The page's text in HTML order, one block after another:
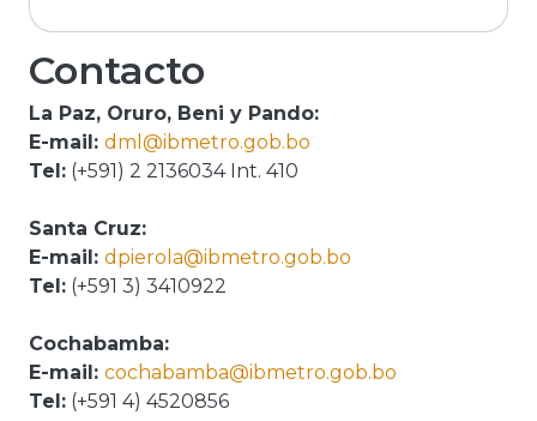
Contacto
La Paz, Oruro, Beni y Pando:
E-mail: dml@ibmetro.gob.bo
Tel: (+591) 2 2136034 Int. 410
Santa Cruz:
E-mail: dpierola@ibmetro.gob.bo
Tel: (+591 3) 3410922
Cochabamba:
E-mail: cochabamba@ibmetro.gob.bo
Tel: (+591 4) 4520856